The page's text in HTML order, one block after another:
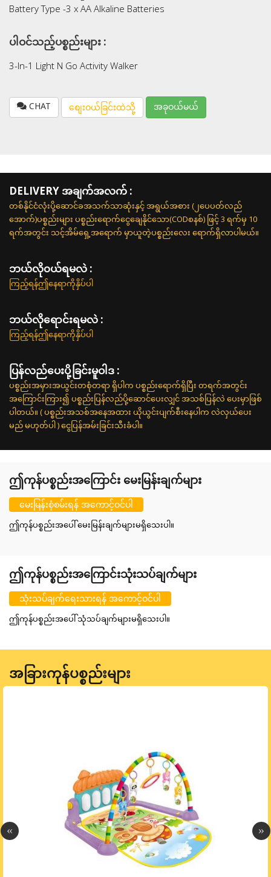
Battery Type -3 x AA Alkaline Batteries
ပါဝင်သည့်ပစ္စည်းများ :
3-In-1 Light N Go Activity Walker
CHAT စျေးဝယ်ခြင်းထဲသို့ အခုဝယ်မယ်
DELIVERY အချက်အလက် :
တစ်နိုင်ငံလုံးပို့ဆောင်ခအသက်သာဆုံးနှင့် အရွယ်အစား (၂ပေပတ်လည်
အောက်)ပစ္စည်းများ ပစ္စည်းရောက်ငွေချေနိုင်သော(CODစနစ်) ဖြင့် 3 ရက်မှ 10
ရက်အတွင်း သင့်အိမ်ရှေ့အရောက် မှာယူတဲ့ပစ္စည်းလေး ရောက်ရှိလာပါမယ်။
ဘယ်လို၀ယ်ရမလဲ :
ကြည့်ရန်ဤနေရာကိုနှိပ်ပါ
ဘယ်လိုရောင်းရမလဲ :
ကြည့်ရန်ဤနေရာကိုနှိပ်ပါ
ပြန်လည်ပေးပို့ခြင်းမူဝါဒ :
ပစ္စည်းအမှားအယွင်းတစုံတရာ ရှိပါက ပစ္စည်းရောက်ရှိပြီး တရက်အတွင်း
အကြောင်းကြား၍ ပစ္စည်းပြန်လည်ပို့ဆောင်ပေးလျှင် အသစ်ပြန်လဲ ပေးမှာဖြစ်
ပါတယ်။ ( ပစ္စည်းအသစ်အနေအထား ယိုယွင်းပျက်စီးနေပါက လဲလှယ်ပေး
မည် မဟုတ်ပါ ) ငွေပြန်အမ်းခြင်းသီးခံပါ။
ဤကုန်ပစ္စည်းအကြောင်း မေးမြန်းချက်များ
မေးမြန်းစုံစမ်းရန် အကောင့်ဝင်ပါ
ဤကုန်ပစ္စည်းအပေါ် မေးမြန်းချက်များမရှိသေးပါ။
ဤကုန်ပစ္စည်းအကြောင်းသုံးသပ်ချက်များ
သုံးသပ်ချက်ရေးသားရန် အကောင့်ဝင်ပါ
ဤကုန်ပစ္စည်းအပေါ် သုံသပ်ချက်များမရှိသေးပါ။
အခြားကုန်ပစ္စည်းများ